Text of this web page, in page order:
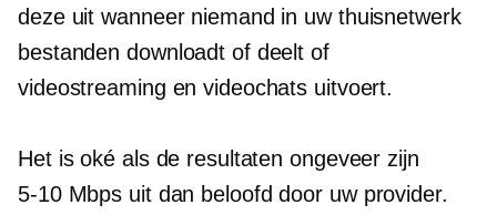
deze uit wanneer niemand in uw thuisnetwerk
bestanden downloadt of deelt of
videostreaming en videochats uitvoert.
Het is oké als de resultaten ongeveer zijn
5-10Mbps uit dan beloofd door uw provider.